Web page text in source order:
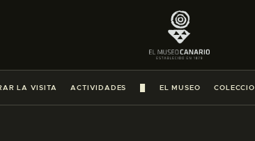
LA VISITA ACTIVIDADES EL MUSEO
PREPARAR LA VISITA
ACTIVIDADES
█